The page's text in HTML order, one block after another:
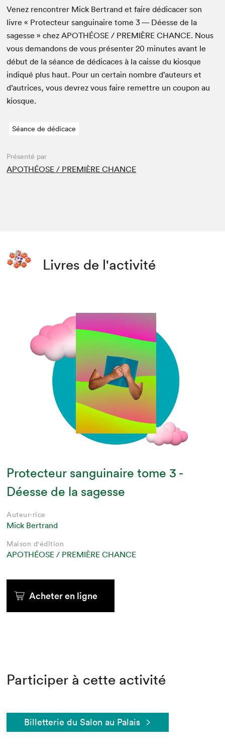
Venez ren­con­tr­er Mick Bertrand et faire dédi­cac­er son
livre « Pro­tecteur san­guinaire tome3— Déesse de la
sagesse » chezAPOTHÉOSE / PRE­MIÈRE CHANCE. Nous
vous deman­dons de vous présen­ter20 min­utes avant le
début de la séance de dédi­caces à la caisse du kiosque
indiqué plus haut. Pour un cer­tain nom­bre d’auteurs et
d’autrices, vous devrez vous faire remet­tre un coupon au
kiosque.
Séance de dédicace
Présenté par
APOTHÉOSE / PREMIÈRE CHANCE
Livres de l'activité
Protecteur sanguinaire tome 3 -
Déesse de la sagesse
Auteur·rice
Mick Bertrand
Maison d'édition
APOTHÉOSE / PREMIÈRE CHANCE
Acheter en ligne
Participer à cette activité
Billetterie du Salon au Palais